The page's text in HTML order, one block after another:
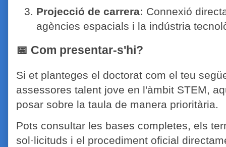
Projecció de carrera: Connexió
agències espacials i la indústria
📅 Com presentar-s'hi?
Si et planteges el doctorat com el teu
assessores talent jove en l'àmbit STEM,
posar sobre la taula de manera prioritària.
Pots consultar les bases completes, els
sol·licituds i el procediment oficial